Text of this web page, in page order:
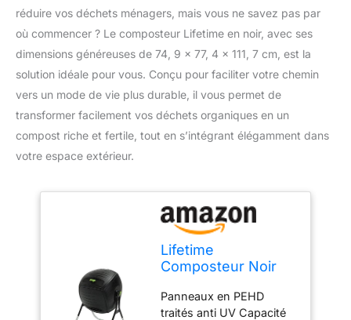
réduire vos déchets ménagers, mais vous ne savez pas par
où commencer ? Le composteur Lifetime en noir, avec ses
dimensions généreuses de 74, 9 x 77, 4 x 111, 7 cm, est la
solution idéale pour vous. Conçu pour faciliter votre chemin
vers un mode de vie plus durable, il vous permet de
transformer facilement vos déchets organiques en un
compost riche et fertile, tout en s’intégrant élégamment dans
votre espace extérieur.
Lifetime
Composteur Noir
cm
Panneaux en PEHD
traités anti UV Capacité